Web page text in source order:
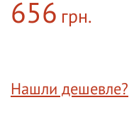
656 грн.
Нашли дешевле?